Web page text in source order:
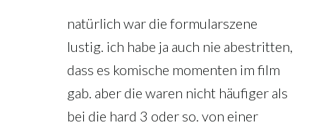
natürlich war die formularszene
lustig. ich habe ja auch nie abestritten,
dass es komische momenten im film
gab. aber die waren nicht häufiger als
bei die hard 3 oder so. von einer